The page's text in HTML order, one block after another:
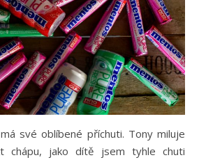
své oblíbené příchuti. Tony miluje
chápu, jako dítě jsem tyhle chuti